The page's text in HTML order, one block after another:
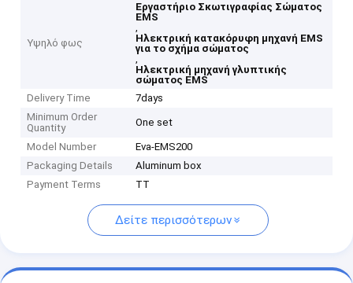
Υψηλό φως
Εργαστήριο Σκωτιγραφίας Σώματος
EMS
,
Ηλεκτρική κατακόρυφη μηχανή EMS
για το σχήμα σώματος
,
Ηλεκτρική μηχανή γλυπτικής
σώματος EMS
Delivery Time
7days
Minimum Order
Quantity
One set
Model Number
Eva-EMS200
Packaging Details
Aluminum box
Payment Terms
TT
Δείτε περισσότερων